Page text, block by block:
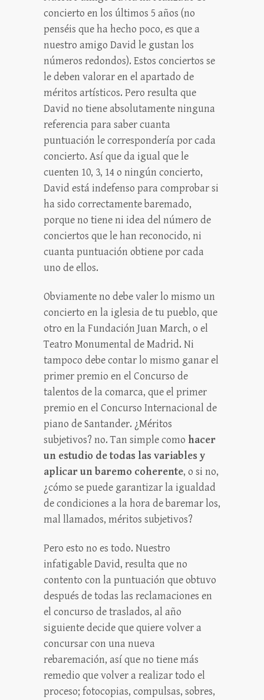
concierto en los últimos 5 años (no
penséis que ha hecho poco, es que a
nuestro amigo David le gustan los
números redondos). Estos conciertos se
le deben valorar en el apartado de
méritos artísticos. Pero resulta que
David no tiene absolutamente ninguna
referencia para saber cuanta
puntuación le correspondería por cada
concierto. Así que da igual que le
cuenten 10, 3, 14 o ningún concierto,
David está indefenso para comprobar si
ha sido correctamente baremado,
porque no tiene ni idea del número de
conciertos que le han reconocido, ni
cuanta puntuación obtiene por cada
uno de ellos.
Obviamente no debe valer lo mismo un
concierto en la iglesia de tu pueblo, que
otro en la Fundación Juan March, o el
Teatro Monumental de Madrid. Ni
tampoco debe contar lo mismo ganar el
primer premio en el Concurso de
talentos de la comarca, que el primer
premio en el Concurso Internacional de
piano de Santander. ¿Méritos
subjetivos? no. Tan simple como hacer
un estudio de todas las variables y
aplicar un baremo coherente, o si no,
¿cómo se puede garantizar la igualdad
de condiciones a la hora de baremar los,
mal llamados, méritos subjetivos?
Pero esto no es todo. Nuestro
infatigable David, resulta que no
contento con la puntuación que obtuvo
después de todas las reclamaciones en
el concurso de traslados, al año
siguiente decide que quiere volver a
concursar con una nueva
rebaremación, así que no tiene más
remedio que volver a realizar todo el
proceso; fotocopias, compulsas, sobres,